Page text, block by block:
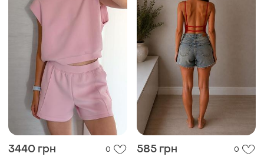
3440 грн 0 585 грн 0